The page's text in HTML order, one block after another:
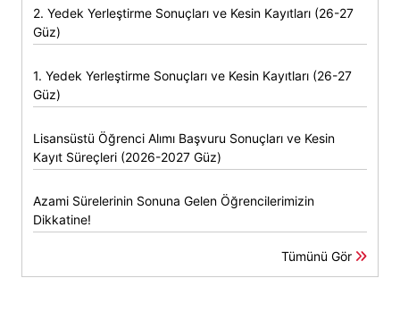
2. Yedek Yerleştirme Sonuçları ve Kesin Kayıtları (26-27
Güz)
1. Yedek Yerleştirme Sonuçları ve Kesin Kayıtları (26-27
Güz)
Lisansüstü Öğrenci Alımı Başvuru Sonuçları ve Kesin
Kayıt Süreçleri (2026-2027 Güz)
Azami Sürelerinin Sonuna Gelen Öğrencilerimizin
Dikkatine!
Tümünü Gör